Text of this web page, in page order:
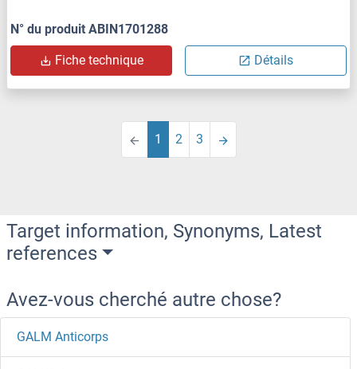
N° du produit ABIN1701288
Fiche technique Détails
1 2 3
Target information, Synonyms, Latest
references
Avez-vous cherché autre chose?
GALM Anticorps